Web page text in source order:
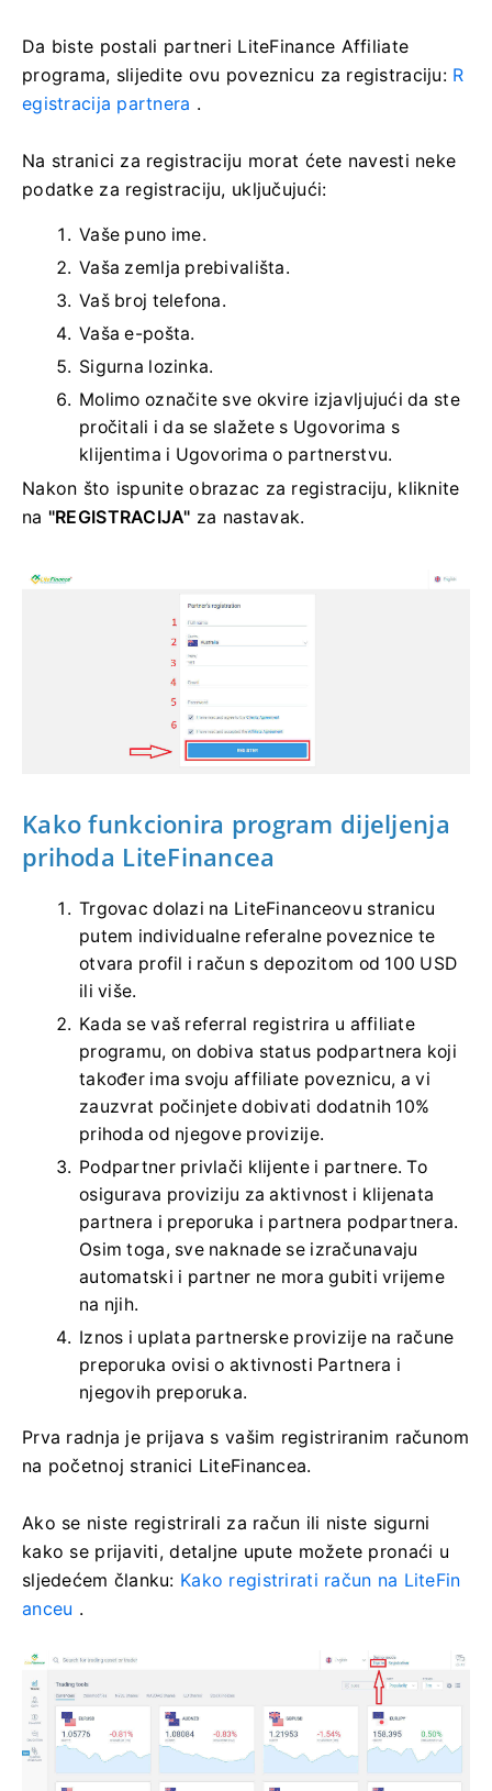
Da biste postali partneri LiteFinance Affiliate
programa, slijedite ovu poveznicu za registraciju: R
egistracija partnera .
Na stranici za registraciju morat ćete navesti neke
podatke za registraciju, uključujući:
Vaše puno ime.
Vaša zemlja prebivališta.
Vaš broj telefona.
Vaša e-pošta.
Sigurna lozinka.
Molimo označite sve okvire izjavljujući da ste
pročitali i da se slažete s Ugovorima s
klijentima i Ugovorima o partnerstvu.
Nakon što ispunite obrazac za registraciju, kliknite
na "REGISTRACIJA" za nastavak.
Kako funkcionira program dijeljenja
prihoda LiteFinancea
Trgovac dolazi na LiteFinanceovu stranicu
putem individualne referalne poveznice te
otvara profil i račun s depozitom od 100 USD
ili više.
Kada se vaš referral registrira u affiliate
programu, on dobiva status podpartnera koji
također ima svoju affiliate poveznicu, a vi
zauzvrat počinjete dobivati ​​dodatnih 10%
prihoda od njegove provizije.
Podpartner privlači klijente i partnere. To
osigurava proviziju za aktivnost i klijenata
partnera i preporuka i partnera podpartnera.
Osim toga, sve naknade se izračunavaju
automatski i partner ne mora gubiti vrijeme
na njih.
Iznos i uplata partnerske provizije na račune
preporuka ovisi o aktivnosti Partnera i
njegovih preporuka.
Prva radnja je prijava s vašim registriranim računom
na početnoj stranici LiteFinancea.
Ako se niste registrirali za račun ili niste sigurni
kako se prijaviti, detaljne upute možete pronaći u
sljedećem članku: Kako registrirati račun na LiteFin
anceu .